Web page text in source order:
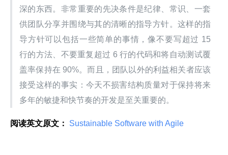
深的东西。非常重要的先决条件是纪律、常识、一套
供团队分享并围绕与其的清晰的指导方针。这样的指
导方针可以包括一些简单的事情，像不要写超过 15
行的方法、不要重复超过 6 行的代码和将自动测试覆
盖率保持在 90%。而且，团队以外的利益相关者应该
接受这样的事实：今天不损害结构质量对于保持将来
多年的敏捷和快节奏的开发是至关重要的。
阅读英文原文： Sustainable Software with Agile